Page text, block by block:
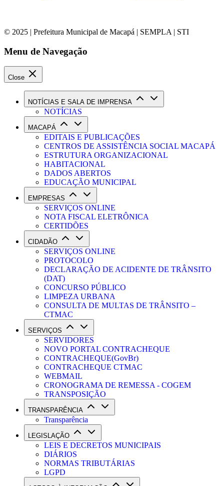
© 2025 | Prefeitura Municipal de Macapá | SEMPLA | STI
Menu de Navegação
Close
NOTÍCIAS E SALA DE IMPRENSA
NOTÍCIAS
MACAPÁ
EDITAIS E PUBLICAÇÕES
CENTROS DE ASSISTÊNCIA SOCIAL MACAPÁ
ESTRUTURA ORGANIZACIONAL
HABITACIONAL
DADOS ABERTOS
EDUCAÇÃO MUNICIPAL
EMPRESAS
SERVIÇOS ONLINE
NOTA FISCAL ELETRÔNICA
CERTIDÕES
CIDADÃO
SERVIÇOS ONLINE
PROTOCOLO
DECLARAÇÃO DE ACIDENTE DE TRÂNSITO
(DAT)
CONCURSO PÚBLICO
LIMPEZA URBANA
CONSULTA DE MULTAS DE TRÂNSITO –
CTMAC
SERVIÇOS
SERVIDORES
NOVO PORTAL CONTRACHEQUE
CONTRACHEQUE(GovBr)
CONTRACHEQUE CTMAC
WEBMAIL
CRONOGRAMA DE REMESSA - COGEM
TRANSPOSIÇÃO
TRANSPARÊNCIA
Transparência
LEGISLAÇÃO
LEIS E DECRETOS MUNICIPAIS
DIÁRIOS
NORMAS TRIBUTÁRIAS
LGPD